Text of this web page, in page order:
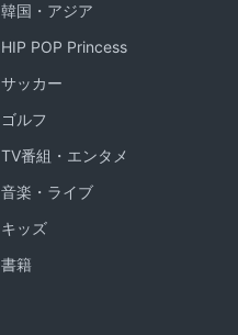
韓国・アジア
HIP POP Princess
サッカー
ゴルフ
TV番組・エンタメ
音楽・ライブ
キッズ
書籍